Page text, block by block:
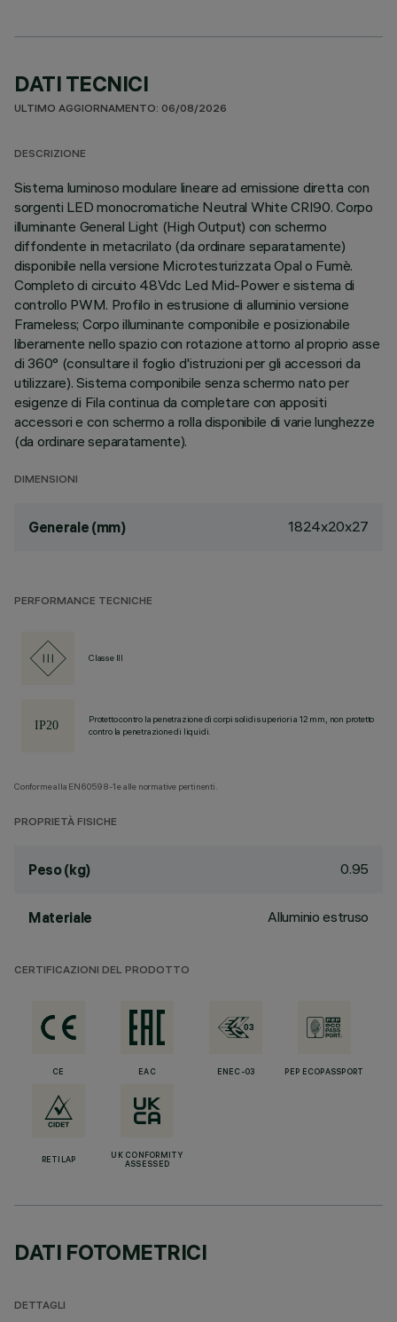
DATI TECNICI
ULTIMO AGGIORNAMENTO: 06/08/2026
DESCRIZIONE
Sistema luminoso modulare lineare ad emissione diretta con
sorgenti LED monocromatiche Neutral White CRI90. Corpo
illuminante General Light (High Output) con schermo
diffondente in metacrilato (da ordinare separatamente)
disponibile nella versione Microtesturizzata Opal o Fumè.
Completo di circuito 48Vdc Led Mid-Power e sistema di
controllo PWM. Profilo in estrusione di alluminio versione
Frameless; Corpo illuminante componibile e posizionabile
liberamente nello spazio con rotazione attorno al proprio asse
di 360° (consultare il foglio d'istruzioni per gli accessori da
utilizzare). Sistema componibile senza schermo nato per
esigenze di Fila continua da completare con appositi
accessori e con schermo a rolla disponibile di varie lunghezze
(da ordinare separatamente).
DIMENSIONI
Generale (mm) 1824x20x27
PERFORMANCE TECNICHE
Classe III
Protetto contro la penetrazione di corpi solidi superiori a 12 mm, non protetto
contro la penetrazione di liquidi.
Conforme alla EN60598-1 e alle normative pertinenti.
PROPRIETÀ FISICHE
Peso (kg) 0.95
Materiale Alluminio estruso
CERTIFICAZIONI DEL PRODOTTO
CE EAC ENEC-03 PEP ECOPASSPORT
RETILAP
UK CONFORMITY
ASSESSED
DATI FOTOMETRICI
DETTAGLI